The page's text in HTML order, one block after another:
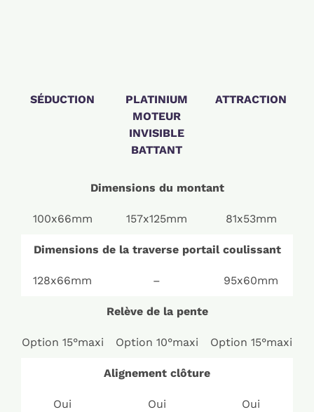
SÉDUCTION
PLATINIUM
MOTEUR
INVISIBLE
BATTANT
ATTRACTION
Dimensions du montant
100x66mm 157x125mm 81x53mm
Dimensions de la traverse portail coulissant
128x66mm – 95x60mm
Relève de la pente
Option 15°maxi Option 10°maxi Option 15°maxi
Alignement clôture
Oui Oui Oui